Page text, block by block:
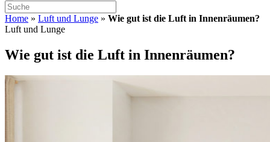
Home » Luft und Lunge » Wie gut ist die Luft in Innenräumen?
Luft und Lunge
Wie gut ist die Luft in Innenräumen?